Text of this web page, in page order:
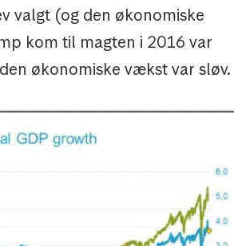
valgt (og den økonomiske
kom til magten i 2016 var
økonomiske vækst var sløv.